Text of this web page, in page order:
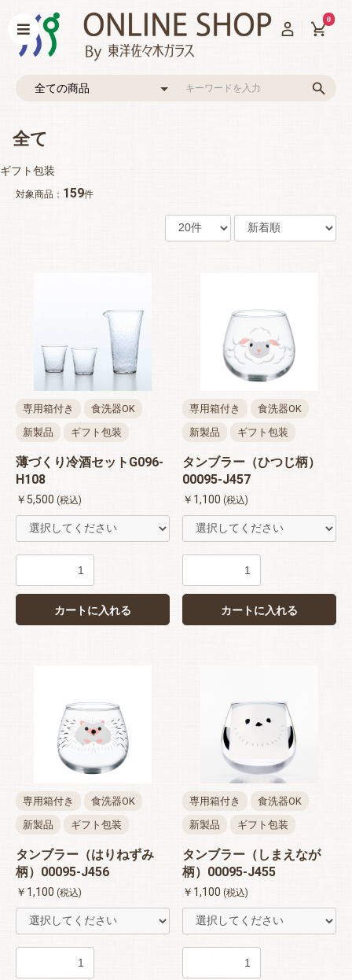
0
全て
ギフト包装
対象商品： 159件
専用箱付き
食洗器OK
新製品
ギフト包装
薄づくり冷酒セットG096-
H108
￥5,500 (税込)
カートに入れる
専用箱付き
食洗器OK
新製品
ギフト包装
タンブラー（ひつじ柄）
00095-J457
￥1,100 (税込)
カートに入れる
専用箱付き
食洗器OK
新製品
ギフト包装
タンブラー（はりねずみ
柄）00095-J456
￥1,100 (税込)
専用箱付き
食洗器OK
新製品
ギフト包装
タンブラー（しまえなが
柄）00095-J455
￥1,100 (税込)